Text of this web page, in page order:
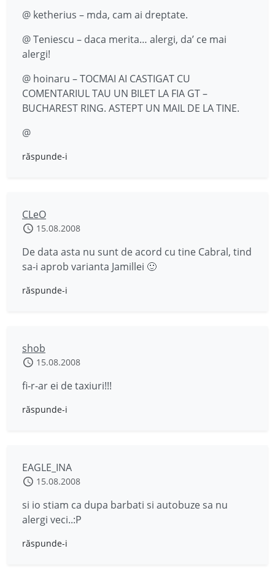
@ ketherius – mda, cam ai dreptate.
@ Teniescu – daca merita… alergi, da’ ce mai
alergi!
@ hoinaru – TOCMAI AI CASTIGAT CU
COMENTARIUL TAU UN BILET LA FIA GT –
BUCHAREST RING. ASTEPT UN MAIL DE LA TINE.
@
răspunde-i
CLeO
15.08.2008
De data asta nu sunt de acord cu tine Cabral, tind
sa-i aprob varianta Jamillei 🙂
răspunde-i
shob
15.08.2008
fi-r-ar ei de taxiuri!!!
răspunde-i
EAGLE_INA
15.08.2008
si io stiam ca dupa barbati si autobuze sa nu
alergi veci..:P
răspunde-i